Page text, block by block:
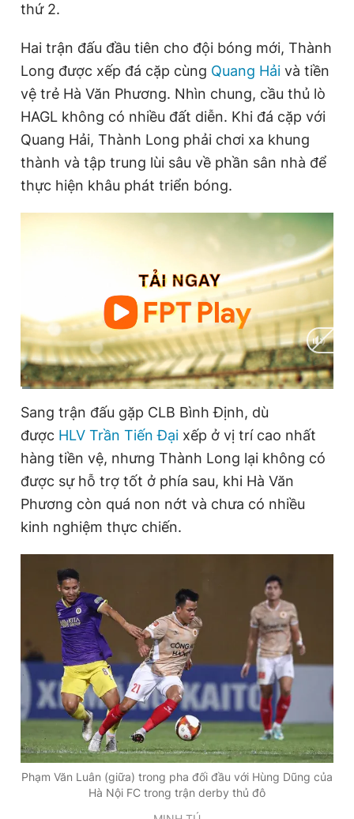
thứ 2.
Hai trận đấu đầu tiên cho đội bóng mới, Thành
Long được xếp đá cặp cùng Quang Hải và tiền
vệ trẻ Hà Văn Phương. Nhìn chung, cầu thủ lò
HAGL không có nhiều đất diễn. Khi đá cặp với
Quang Hải, Thành Long phải chơi xa khung
thành và tập trung lùi sâu về phần sân nhà để
thực hiện khâu phát triển bóng.
i
n
Sang trận đấu gặp CLB Bình Định, dù
được HLV Trần Tiến Đại xếp ở vị trí cao nhất
hàng tiền vệ, nhưng Thành Long lại không có
được sự hỗ trợ tốt ở phía sau, khi Hà Văn
Phương còn quá non nớt và chưa có nhiều
kinh nghiệm thực chiến.
Phạm Văn Luân (giữa) trong pha đối đầu với Hùng Dũng của
Hà Nội FC trong trận derby thủ đô